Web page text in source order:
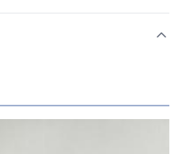
डायोड लेजर बाल हटाने की मशीन पसंद
बाल हटाने की मशीन